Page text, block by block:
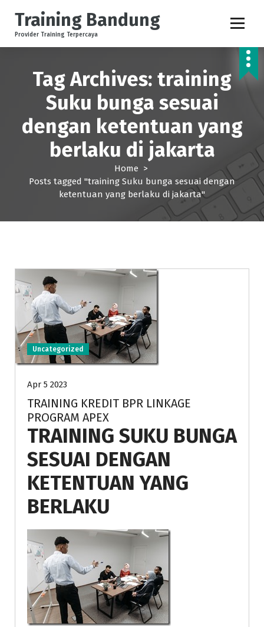
p
Training Bandung
Provider Training Terpercaya
Tag Archives: training
Suku bunga sesuai
dengan ketentuan yang
berlaku di jakarta
Home >
Posts tagged "training Suku bunga sesuai dengan
ketentuan yang berlaku di jakarta"
Uncategorized
Apr 5 2023
TRAINING KREDIT BPR LINKAGE
PROGRAM APEX
TRAINING SUKU BUNGA
SESUAI DENGAN
KETENTUAN YANG
BERLAKU